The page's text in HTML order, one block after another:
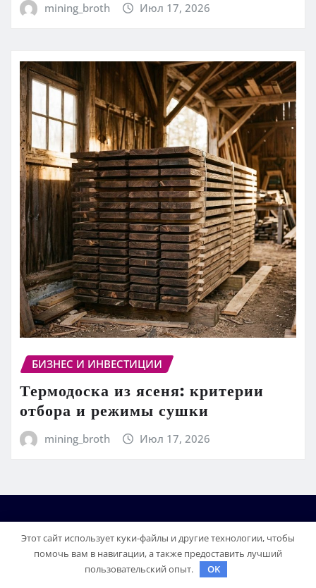
mining_broth Июл 17, 2026
БИЗНЕС И ИНВЕСТИЦИИ
Термодоска из ясеня: критерии
отбора и режимы сушки
mining_broth Июл 17, 2026
Этот сайт использует куки-файлы и другие технологии, чтобы
помочь вам в навигации, а также предоставить лучший
пользовательский опыт.
OK